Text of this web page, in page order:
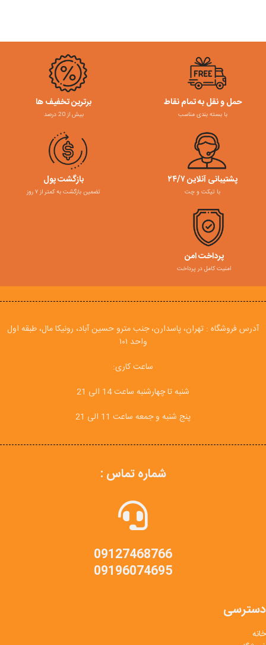
حمل و نقل به تمام نقاط
با بسته بندی مناسب
برترین تخفیف ها
بیش از 20 درصد
پشتیبانی آنلاین ۲۴/۷
با تیکت و چت
بازگشت پول
تضمین بازگشت به کمتر از ۷ روز
پرداخت امن
امنیت کامل در پرداخت
آدرس فروشگاه : تهران، پاسدارن، جنب مترو حسین آباد، رونیکا مال، طبقه اول
واحد ۱۰۱
ساعت کاری:
شنبه تا چهارشنبه ساعت 14 الی 21
پنج شنبه و جمعه ساعت 11 الی 21
شماره تماس :
09127468766
09196074695
دسترسی
خانه